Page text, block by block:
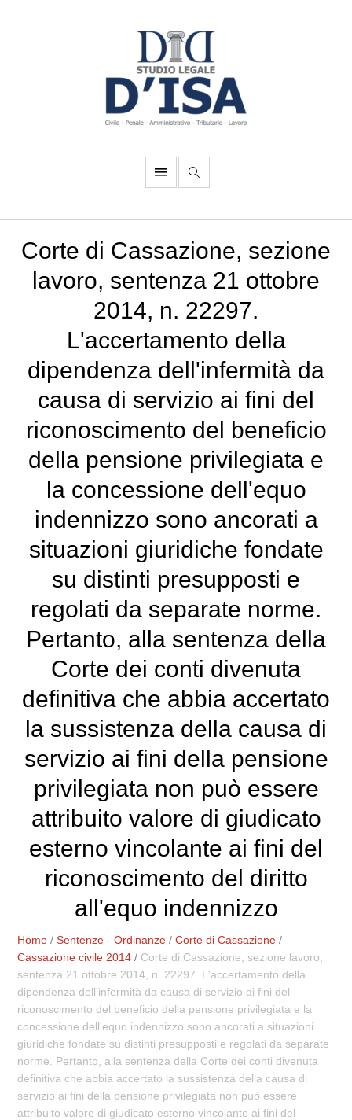
Corte di Cassazione, sezione
lavoro, sentenza 21 ottobre
2014, n. 22297.
L'accertamento della
dipendenza dell'infermità da
causa di servizio ai fini del
riconoscimento del beneficio
della pensione privilegiata e
la concessione dell'equo
indennizzo sono ancorati a
situazioni giuridiche fondate
su distinti presupposti e
regolati da separate norme.
Pertanto, alla sentenza della
Corte dei conti divenuta
definitiva che abbia accertato
la sussistenza della causa di
servizio ai fini della pensione
privilegiata non può essere
attribuito valore di giudicato
esterno vincolante ai fini del
riconoscimento del diritto
all'equo indennizzo
Home /Sentenze - Ordinanze /Corte di Cassazione /
Cassazione civile 2014 / Corte di Cassazione, sezione lavoro,
sentenza 21 ottobre 2014, n. 22297. L'accertamento della
dipendenza dell'infermità da causa di servizio ai fini del
riconoscimento del beneficio della pensione privilegiata e la
concessione dell'equo indennizzo sono ancorati a situazioni
giuridiche fondate su distinti presupposti e regolati da separate
norme. Pertanto, alla sentenza della Corte dei conti divenuta
definitiva che abbia accertato la sussistenza della causa di
servizio ai fini della pensione privilegiata non può essere
attribuito valore di giudicato esterno vincolante ai fini del